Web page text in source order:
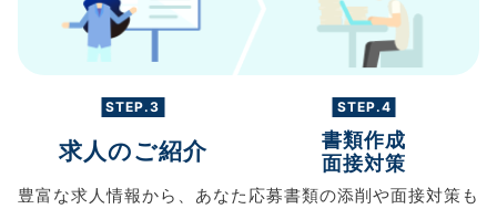
STEP.3
求人のご紹介
豊富な求人情報から、 あなた
STEP.4
書類作成
面接対策
応募書類の添削や面接対策も